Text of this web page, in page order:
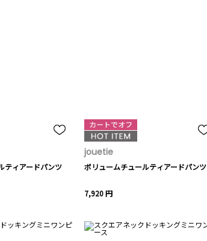
ティアードパンツ
jouetie
ボリュームチュールティアードパンツ
7,920 円